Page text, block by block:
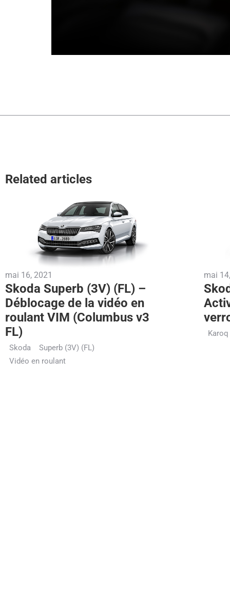
Related articles
mai 16, 2021
Skoda Superb (3V) (FL) –
Déblocage de la vidéo en
roulant VIM (Columbus v3
FL)
Skoda
Superb (3V) (FL)
Vidéo en roulant
mai